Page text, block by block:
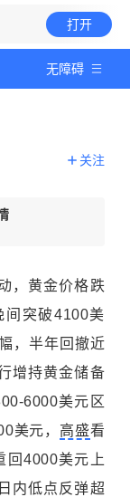
打开
无障碍
关注
，黄金价格跌
突破4100美
，半年回撤近
增持黄金储备
6000美元区
美元， 高盛看
回4000美元上
内低点反弹超